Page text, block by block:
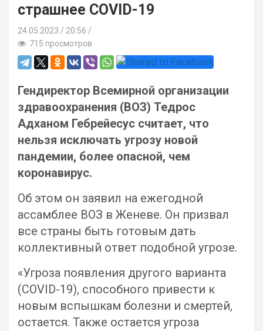
страшнее COVID-19
24.05.2023
20:56 /
715 просмотров
Гендиректор Всемирной организации
здравоохранения (ВОЗ) Тедрос
Адханом Гебрейесус считает, что
нельзя исключать угрозу новой
пандемии, более опасной, чем
коронавирус.
Об этом он заявил на ежегодной
ассамблее ВОЗ в Женеве. Он призвал
все страны быть готовым дать
коллективный ответ подобной угрозе.
«Угроза появления другого варианта
(COVID-19), способного привести к
новым вспышкам болезни и смертей,
остается. Также остается угроза